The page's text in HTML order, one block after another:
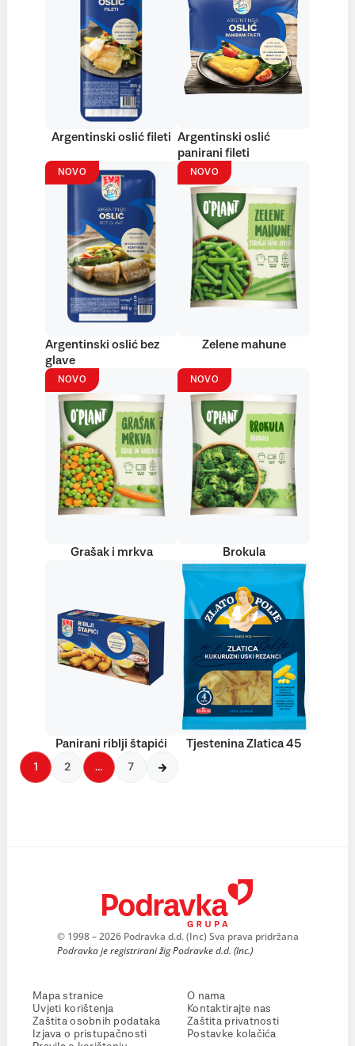
Argentinski oslić fileti Argentinski oslić
panirani fileti
NOVO
Argentinski oslić bez
glave
NOVO
Zelene mahune
NOVO
Grašak i mrkva
NOVO
Brokula
Panirani riblji štapići Tjestenina Zlatica 45
1 2 … 7
© 1998 – 2026 Podravka d.d. (Inc) Sva prava pridržana
Podravka je registrirani žig Podravke d.d. (Inc.)
Mapa stranice
Uvjeti korištenja
Zaštita osobnih podataka
Izjava o pristupačnosti
O nama
Kontaktirajte nas
Zaštita privatnosti
Postavke kolačića